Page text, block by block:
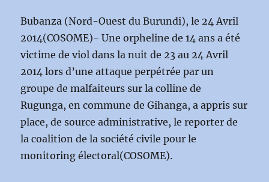
Bubanza (Nord-Ouest du Burundi), le 24 Avril
2014(COSOME)- Une orpheline de 14 ans a été
victime de viol dans la nuit de 23 au 24 Avril
2014 lors d’une attaque perpétrée par un
groupe de malfaiteurs sur la colline de
Rugunga, en commune de Gihanga, a appris sur
place, de source administrative, le reporter de
la coalition de la société civile pour le
monitoring électoral(COSOME).